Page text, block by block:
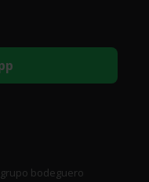
bodeguero